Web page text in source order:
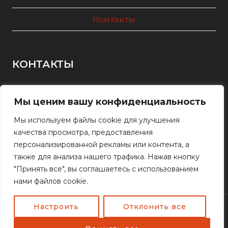
Мы ценим вашу конфиденциальность
Мы используем файлы cookie для улучшения
качества просмотра, предоставления
персонализированной рекламы или контента, а
также для анализа нашего трафика. Нажав кнопку
"Принять все", вы соглашаетесь с использованием
нами файлов cookie.
Настроить Отклонить все
Контакты
КОНТАКТЫ
+7(727) 234-19-23
+7(701) 220-89-16
Алматы, ул. Станиславского 77
2908361@mail.ru